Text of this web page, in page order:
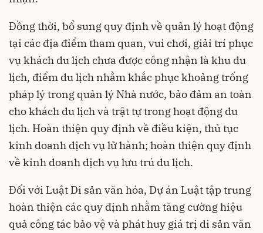
Đồng thời, bổ sung quy định về quản lý hoạt động
tại các địa điểm tham quan, vui chơi, giải trí phục
vụ khách du lịch chưa được công nhận là khu du
lịch, điểm du lịch nhằm khắc phục khoảng trống
pháp lý trong quản lý Nhà nước, bảo đảm an toàn
cho khách du lịch và trật tự trong hoạt động du
lịch. Hoàn thiện quy định về điều kiện, thủ tục
kinh doanh dịch vụ lữ hành; hoàn thiện quy định
về kinh doanh dịch vụ lưu trú du lịch.
Đối với Luật Di sản văn hóa, Dự án Luật tập trung
hoàn thiện các quy định nhằm tăng cường hiệu
quả công tác bảo vệ và phát huy giá trị di sản văn